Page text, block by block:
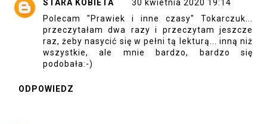
STARA KOBIETA
30 kwietnia 2020 19:14
Polecam "Prawiek i inne czasy" Tokarczuk...
przeczytałam dwa razy i przeczytam jeszcze
raz, żeby nasycić się w pełni tą lekturą... inną niż
wszystkie, ale mnie bardzo, bardzo się
podobała:-)
ODPOWIEDZ